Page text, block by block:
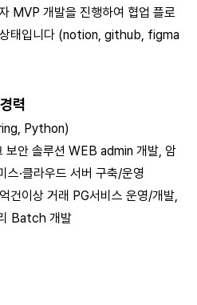
MVP 개발을 진행하여 협업 플로
상태입니다 (notion, github, figma
력
Python)
보안 솔루션 WEB admin 개발, 암
·클라우드 서버 구축/운영
건이상 거래 PG서비스 운영/개발,
Batch 개발